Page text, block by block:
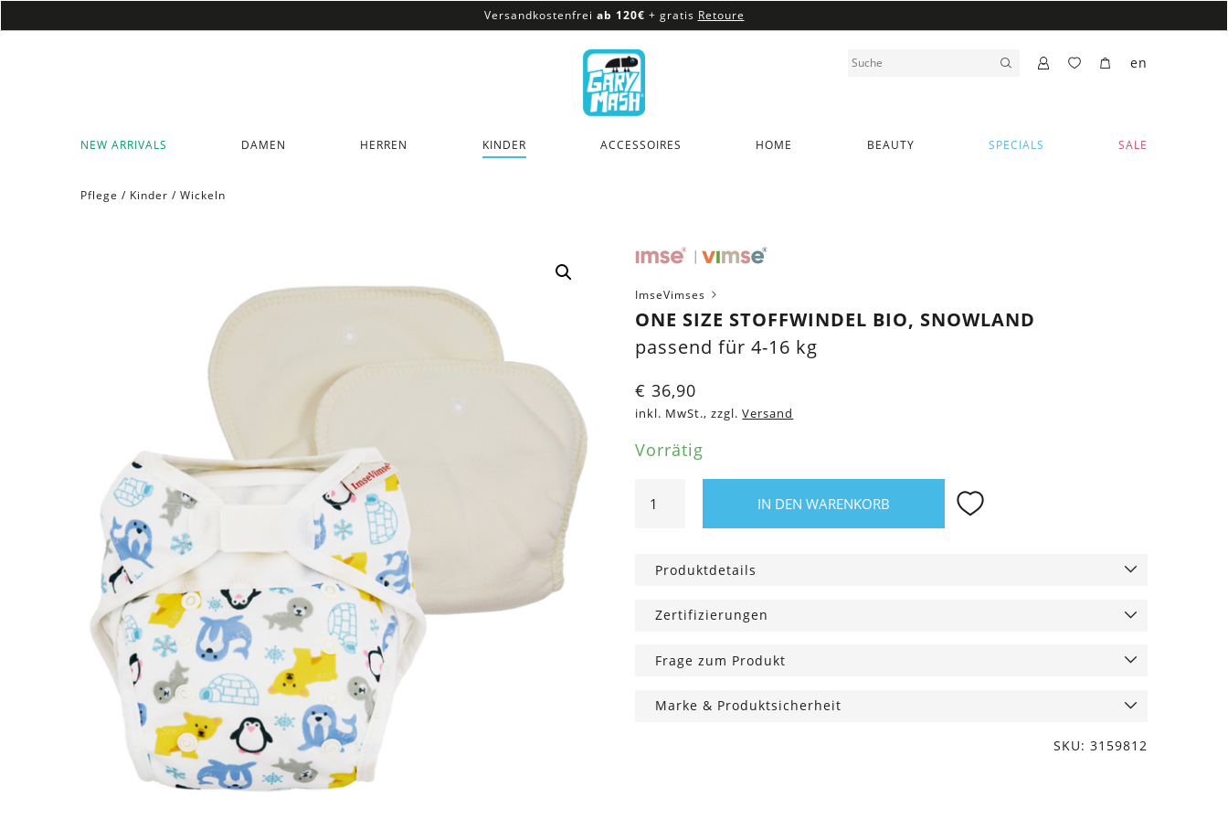
Versandkostenfrei ab 120€ + gratis Retoure
Versandkostenfreiab 120€
NEW ARRIVALS DAMEN HERREN KINDER ACCESSOIRES HOME BEAUTY SPECIALS SALE
en
Pflege / Kinder / Wickeln
ImseVimses
ONE SIZE STOFFWINDEL BIO, SNOWLAND
passend für 4-16 kg
€ 36,90
inkl. MwSt., zzgl. Versand
Vorrätig
Size
Stoffwindel
Snowland
IN DEN WARENKORB
Produktdetails
Zertifizierungen
Frage zum Produkt
Marke & Produktsicherheit
SKU: 3159812